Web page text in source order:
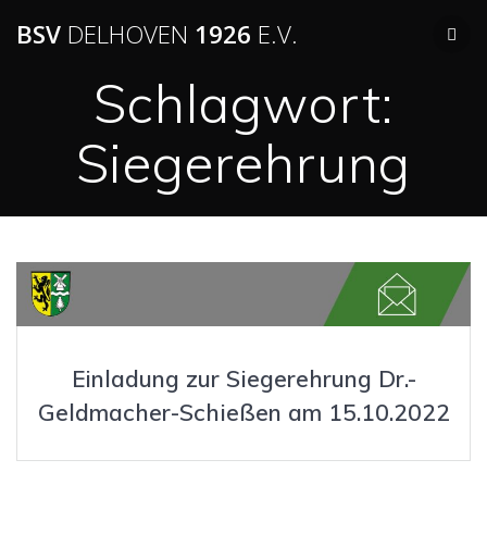
BSV DELHOVEN 1926 E.V.
Schlagwort:
Siegerehrung
Einladung zur Siegerehrung Dr.-
Geldmacher-Schießen am 15.10.2022